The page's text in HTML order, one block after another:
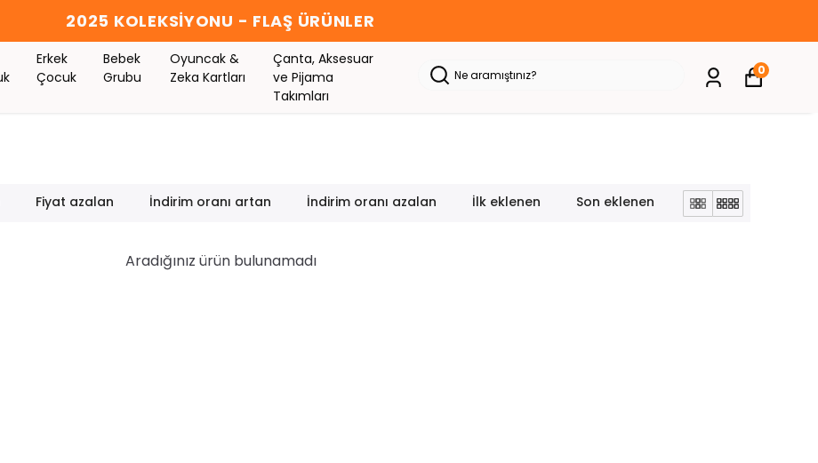
2025 KOLEKSİYONU - FLAŞ ÜRÜNLER
Erkek
Çocuk
Bebek
Grubu
Oyuncak &
Zeka Kartları
Çanta, Aksesuar
ve Pijama
Takımları
0
Fiyat azalan İndirim oranı artan İndirim oranı azalan İlk eklenen Son eklenen
Aradığınız ürün bulunamadı